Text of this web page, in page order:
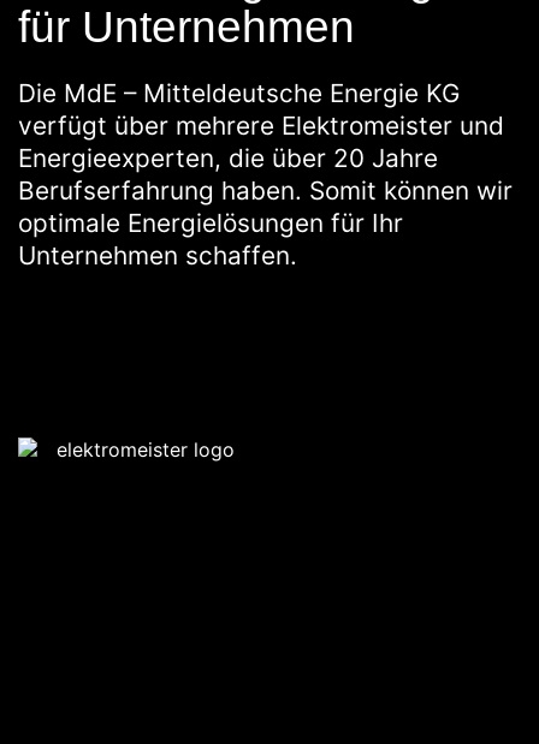
für Unternehmen
Die MdE – Mitteldeutsche Energie KG
verfügt über mehrere Elektromeister und
Energieexperten, die über 20 Jahre
Berufserfahrung haben. Somit können wir
optimale Energielösungen für Ihr
Unternehmen schaffen.